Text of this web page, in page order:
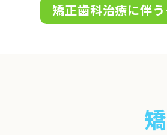
矯正歯科治療に伴